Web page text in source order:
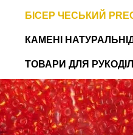
БІСЕР ЧЕСЬКИЙ
КАМЕНІ НАТУРАЛЬНІ
ТОВАРИ ДЛЯ